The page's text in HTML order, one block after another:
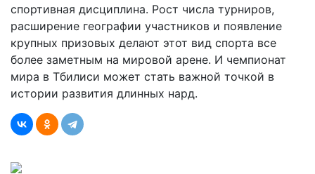
спортивная дисциплина. Рост числа турниров,
расширение географии участников и появление
крупных призовых делают этот вид спорта все
более заметным на мировой арене. И чемпионат
мира в Тбилиси может стать важной точкой в
истории развития длинных нард.